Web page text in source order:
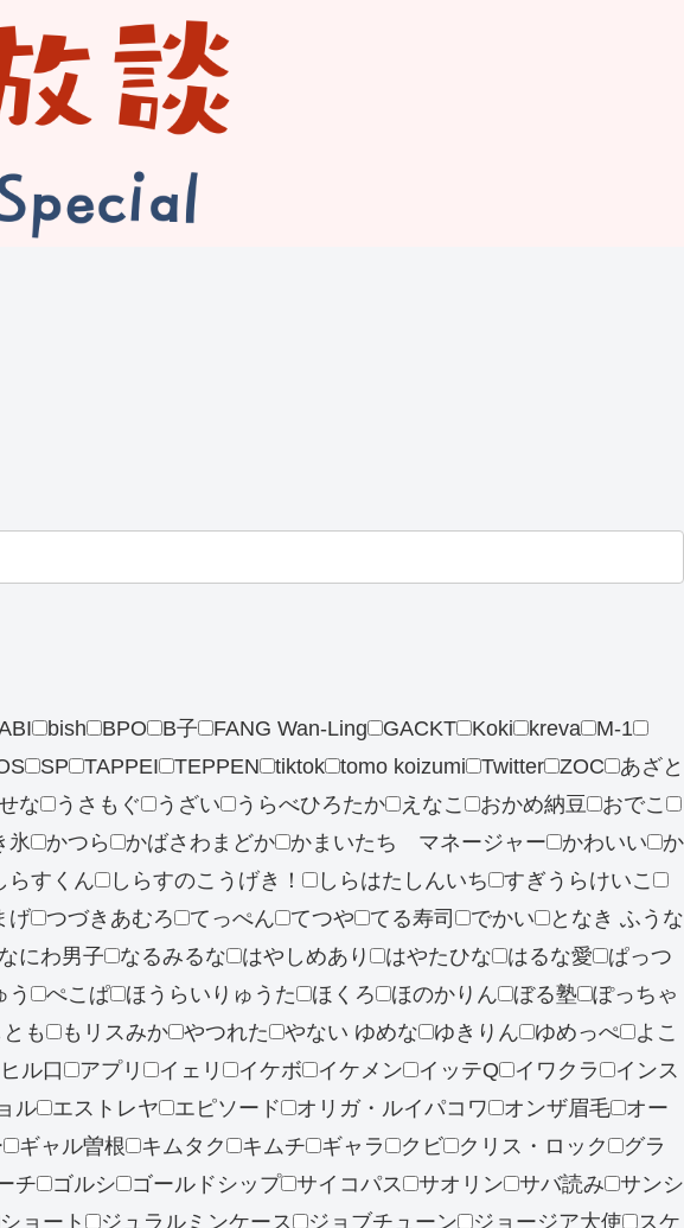
bish BPO B子 FANG Wan-Ling GACKT Koki kreva
M-1
SP TAPPEI TEPPEN tiktok tomo koizumi Twitter ZOC
あざと
な うさもぐ うざい うらべひろたか えなこ おかめ納豆
おでこ
氷 かつら かばさわまどか かまいたち マネージャー かわいい
か
らすくん しらすのこうげき！ しらはたしんいち
すぎうらけいこ
げ つづきあむろ てっぺん てつや てる寿司 でかい
となき ふうな
なにわ男子 なるみるな はやしめあり はやたひな はるな愛
ぱっつ
う ぺこぱ ほうらいりゅうた ほくろ ほのかりん ぼる塾
ぽっちゃ
も もリスみか やつれた やない ゆめな ゆきりん ゆめっぺ
よこ
ル口 アプリ イェリ イケボ イケメン イッテQ イワクラ
インス
ル エストレヤ エピソード オリガ・ルイパコワ オンザ眉毛
オー
ギャル曽根 キムタク キムチ ギャラ クビ クリス・ロック
グラ
チ ゴルシ ゴールドシップ サイコパス サオリン サバ読み
サンシ
ショート ジュラルミンケース ジョブチューン ジョージア大使
スケ